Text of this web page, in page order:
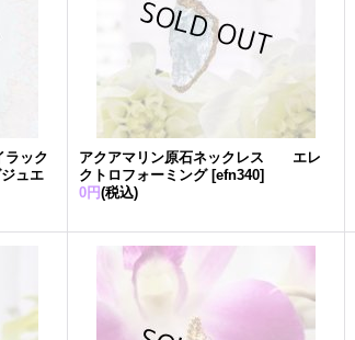
ック
ュエ
アクアマリン原石ネックレス エレ
クトロフォーミング [efn340]
0円(税込)